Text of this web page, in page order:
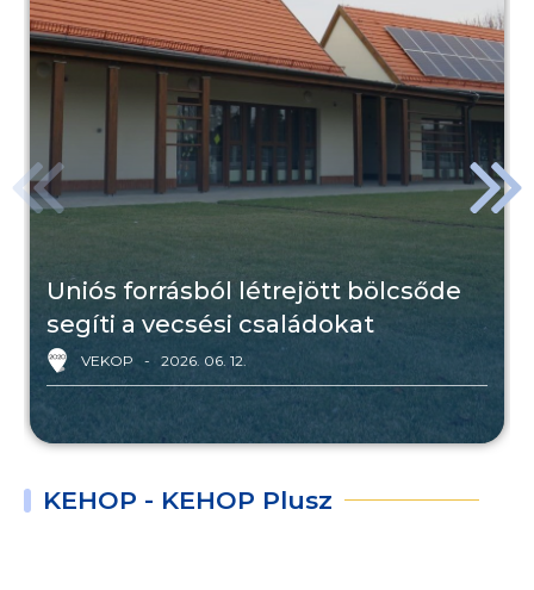
Uniós forrásból létrejött bölcsőde
segíti a vecsési családokat
VEKOP 2026. 06. 12.
KEHOP - KEHOP Plusz